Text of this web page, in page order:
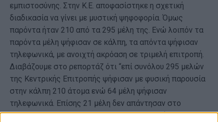
εμπιστοσύνης. Στην Κ.Ε. αποφασίστηκε η σχετική
διαδικασία να γίνει με μυστική ψηφοφορία. Όμως
παρόντα ήταν 210 από τα 295 μέλη της. Ενώ λοιπόν τα
παρόντα μέλη ψήφισαν σε κάλπη, τα απόντα ψήφισαν
τηλεφωνικά, με ανοιχτή ακρόαση σε τριμελή επιτροπή.
Διαβάζουμε στο ρεπορτάζ ότι “επί συνόλου 295 μελών
της Κεντρικής Επιτροπής ψήφισαν με φυσική παρουσία
στην κάλπη 210 άτομα ενώ 64 μέλη ψήφισαν
τηλεφωνικά. Επίσης 21 μέλη δεν απάντησαν στο
τηλέφωνο.” Ποια μυστικότητα, ποια θεσμική